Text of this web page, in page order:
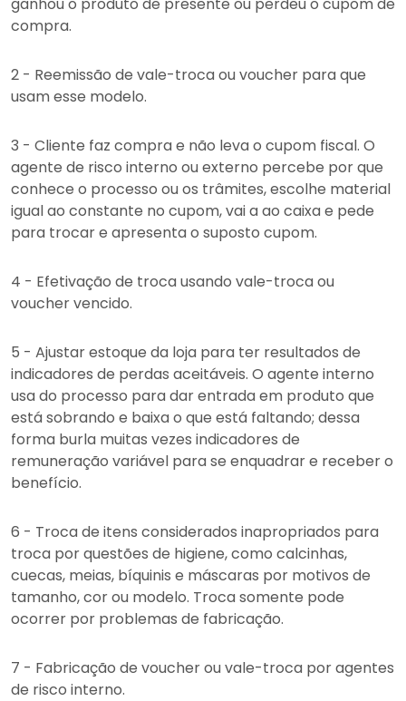
compra.
2 - Reemissão de vale-troca ou voucher para que
usam esse modelo.
3 - Cliente faz compra e não leva o cupom fiscal. O
agente de risco interno ou externo percebe por que
conhece o processo ou os trâmites, escolhe material
igual ao constante no cupom, vai a ao caixa e pede
para trocar e apresenta o suposto cupom.
4 - Efetivação de troca usando vale-troca ou
voucher vencido.
5 - Ajustar estoque da loja para ter resultados de
indicadores de perdas aceitáveis. O agente interno
usa do processo para dar entrada em produto que
está sobrando e baixa o que está faltando; dessa
forma burla muitas vezes indicadores de
remuneração variável para se enquadrar e receber o
benefício.
6 - Troca de itens considerados inapropriados para
troca por questões de higiene, como calcinhas,
cuecas, meias, bíquinis e máscaras por motivos de
tamanho, cor ou modelo. Troca somente pode
ocorrer por problemas de fabricação.
7 - Fabricação de voucher ou vale-troca por agentes
de risco interno.